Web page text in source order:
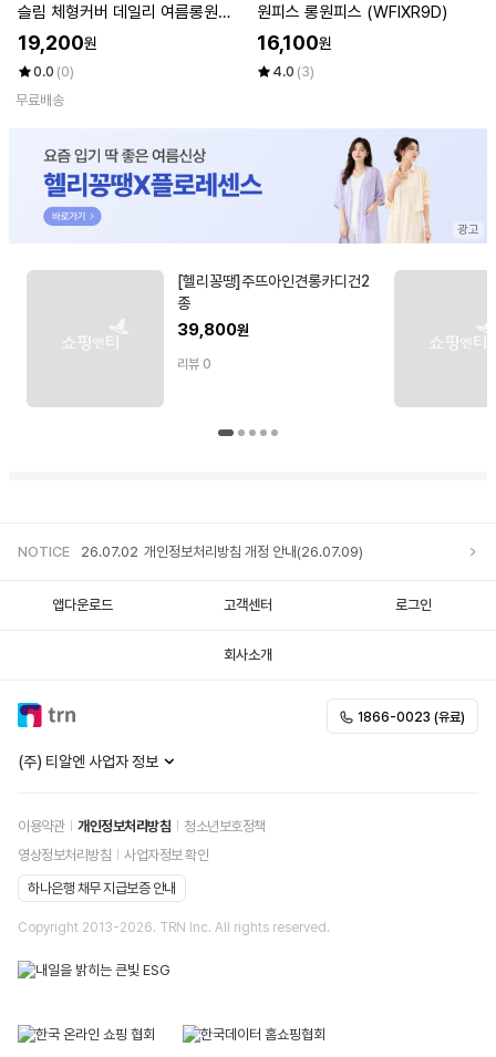
슬림 체형커버 데일리 여름롱원피
스 (W8AF103)
19,200원
0.0 (0)
무료배송
원피스 롱원피스 (WFIXR9D)
16,100원
4.0 (3)
[헬리꽁땡]주뜨아인견롱카디건2
종
39,800원
리뷰 0
NOTICE 26.07.02 개인정보처리방침 개정 안내(26.07.09)
앱다운로드 고객센터 로그인
회사소개
(주) 티알엔 사업자 정보
이용약관 개인정보처리방침
청소년보호정책
영상정보처리방침
사업자정보 확인
하나은행 채무 지급보증 안내
Copyright 2013-2026. TRN Inc. All rights reserved.
1866-0023 (유료)